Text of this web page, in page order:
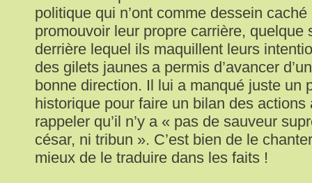
politique qui n’ont comme dessein
promouvoir leur propre carrière, quelque
derrière lequel ils maquillent leurs
des gilets jaunes a permis d’avancer
bonne direction. Il lui a manqué juste un
historique pour faire un bilan des actions
rappeler qu’il n’y a « pas de sauveur
césar, ni tribun ». C’est bien de le
mieux de le traduire dans les faits !